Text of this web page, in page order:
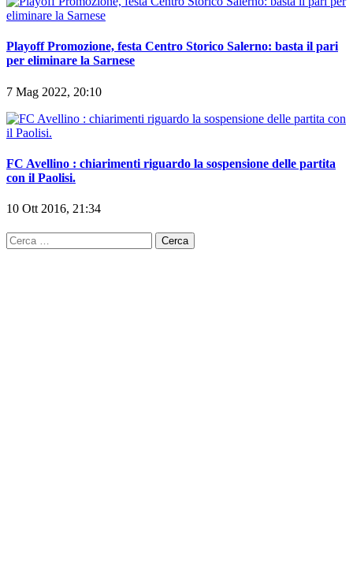
Playoff Promozione, festa Centro Storico Salerno: basta il pari
per eliminare la Sarnese
7 Mag 2022, 20:10
FC Avellino : chiarimenti riguardo la sospensione delle partita
con il Paolisi.
10 Ott 2016, 21:34
Ricerca
per: